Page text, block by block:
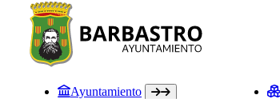
Ayuntamiento